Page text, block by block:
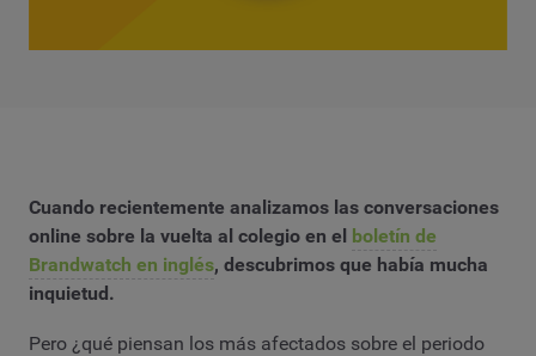
Cuando recientemente analizamos las conversaciones
online sobre la vuelta al colegio en el boletín de
Brandwatch en inglés, descubrimos que había mucha
inquietud.
Pero ¿qué piensan los más afectados sobre el periodo